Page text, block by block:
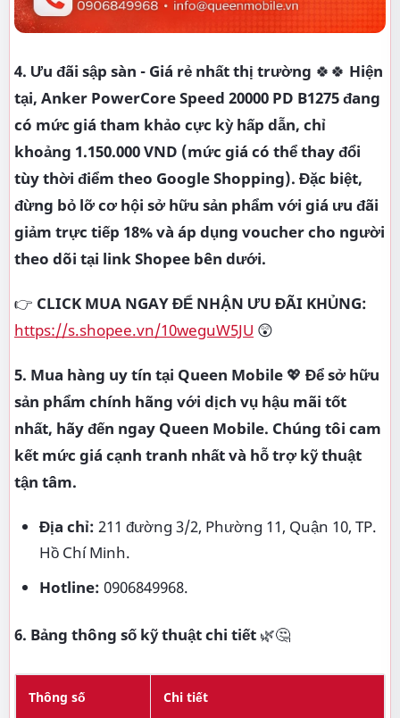
4. Ưu đãi sập sàn - Giá rẻ nhất thị trường 🍀🍀 Hiện
tại, Anker PowerCore Speed 20000 PD B1275 đang
có mức giá tham khảo cực kỳ hấp dẫn, chỉ
khoảng 1.150.000 VND (mức giá có thể thay đổi
tùy thời điểm theo Google Shopping). Đặc biệt,
đừng bỏ lỡ cơ hội sở hữu sản phẩm với giá ưu đãi
giảm trực tiếp 18% và áp dụng voucher cho người
theo dõi tại link Shopee bên dưới.
👉 CLICK MUA NGAY ĐỂ NHẬN ƯU ĐÃI KHỦNG:
https://s.shopee.vn/10weguW5JU 😲
5. Mua hàng uy tín tại Queen Mobile 💖 Để sở hữu
sản phẩm chính hãng với dịch vụ hậu mãi tốt
nhất, hãy đến ngay Queen Mobile. Chúng tôi cam
kết mức giá cạnh tranh nhất và hỗ trợ kỹ thuật
tận tâm.
Địa chỉ: 211 đường 3/2, Phường 11, Quận 10, TP.
Hồ Chí Minh.
Hotline: 0906849968.
6. Bảng thông số kỹ thuật chi tiết 🌿🤔
Thông số Chi tiết